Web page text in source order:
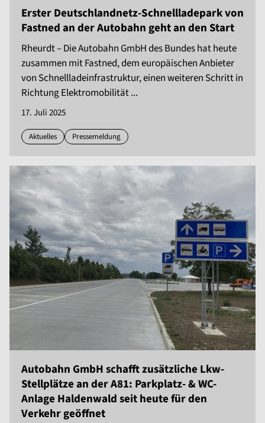
Erster Deutschlandnetz-Schnellladepark von
Fastned an der Autobahn geht an den Start
Rheurdt – Die Autobahn GmbH des Bundes hat heute
zusammen mit Fastned, dem europäischen Anbieter
von Schnellladeinfrastruktur, einen weiteren Schritt in
Richtung Elektromobilität ...
17. Juli 2025
Aktuelles Pressemeldung
Autobahn GmbH schafft zusätzliche Lkw-
Stellplätze an der A81: Parkplatz- & WC-
Anlage Haldenwald seit heute für den
Verkehr geöffnet